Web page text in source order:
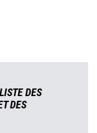
DES
DES